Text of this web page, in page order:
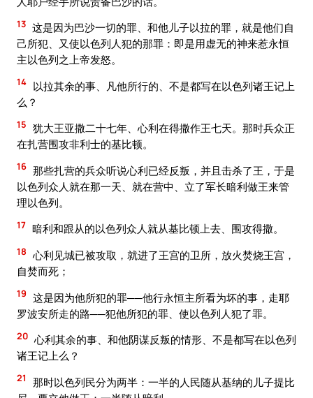
13 这是因为巴沙一切的罪、和他儿子以拉的罪，就是他们自
己所犯、又使以色列人犯的那罪：即是用虚无的神来惹永恒
主以色列之上帝发怒。
14 以拉其余的事、凡他所行的、不是都写在以色列诸王记上
么？
15 犹大王亚撒二十七年、心利在得撒作王七天。那时兵众正
在扎营围攻非利士的基比顿。
16 那些扎营的兵众听说心利已经反叛，并且击杀了王，于是
以色列众人就在那一天、就在营中、立了军长暗利做王来管
理以色列。
17 暗利和跟从的以色列众人就从基比顿上去、围攻得撒。
18 心利见城已被攻取，就进了王宫的卫所，放火焚烧王宫，
自焚而死；
19 这是因为他所犯的罪──他行永恒主所看为坏的事，走耶
罗波安所走的路──犯他所犯的罪、使以色列人犯了罪。
20 心利其余的事、和他阴谋反叛的情形、不是都写在以色列
诸王记上么？
21
那时以色列民分为两半：一半的人民随从基纳的儿子提比